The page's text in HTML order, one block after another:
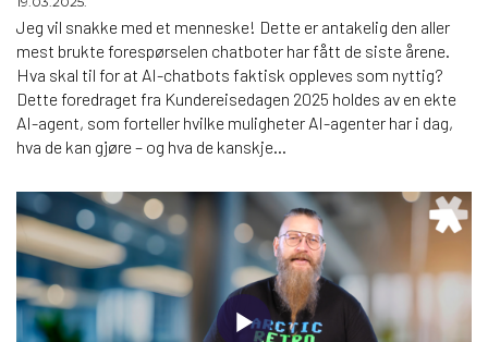
Jeg vil snakke med et menneske! Dette er antakelig den aller
mest brukte forespørselen chatboter har fått de siste årene.
Hva skal til for at AI-chatbots faktisk oppleves som nyttig?
Dette foredraget fra Kundereisedagen 2025 holdes av en ekte
AI-agent, som forteller hvilke muligheter AI-agenter har i dag,
hva de kan gjøre – og hva de kanskje...